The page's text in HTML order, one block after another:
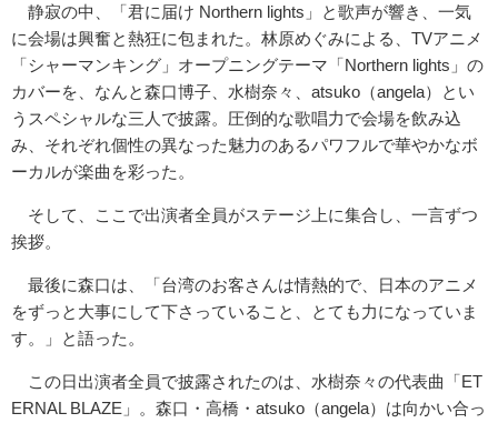
静寂の中、「君に届け Northern lights」と歌声が響き、一気
に会場は興奮と熱狂に包まれた。林原めぐみによる、TVアニメ
「シャーマンキング」オープニングテーマ「Northern lights」の
カバーを、なんと森口博子、水樹奈々、atsuko（angela）とい
うスペシャルな三人で披露。圧倒的な歌唱力で会場を飲み込
み、それぞれ個性の異なった魅力のあるパワフルで華やかなボ
ーカルが楽曲を彩った。
そして、ここで出演者全員がステージ上に集合し、一言ずつ
挨拶。
最後に森口は、「台湾のお客さんは情熱的で、日本のアニメ
をずっと大事にして下さっていること、とても力になっていま
す。」と語った。
この日出演者全員で披露されたのは、水樹奈々の代表曲「ET
ERNAL BLAZE」。森口・高橋・atsuko（angela）は向かい合っ